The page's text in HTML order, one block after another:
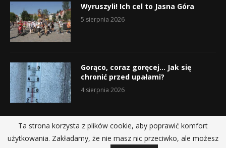
Wyruszyli! Ich cel to Jasna Góra
5 sierpnia 2026
Gorąco, coraz goręcej… Jak się
chronić przed upałami?
4 sierpnia 2026
Ta strona korzysta z plików cookie, aby poprawić komfort
użytkowania. Zakładamy, że nie masz nic przeciwko, ale możesz